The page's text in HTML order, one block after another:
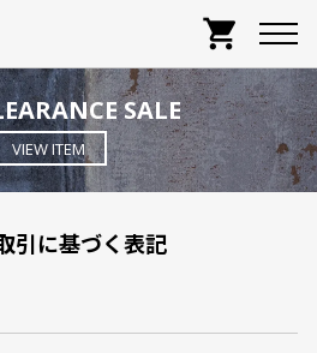
shopping_cart
SALE
VIEW ITEM
引に基づく表記